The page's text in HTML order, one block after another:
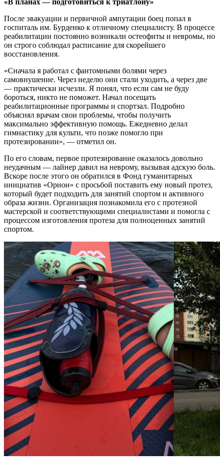
После эвакуации и первичной ампутации боец попал в
госпиталь им. Бурденко к отличному специалисту. В процессе
реабилитации постоянно возникали остеофиты и невромы, но
он строго соблюдал расписание для скорейшего
восстановления.
«Сначала я работал с фантомными болями через
самовнушение. Через неделю они стали уходить, а через две
— практически исчезли. Я понял, что если сам не буду
бороться, никто не поможет. Начал посещать
реабилитационные программы и спортзал. Подробно
объяснял врачам свои проблемы, чтобы получить
максимально эффективную помощь. Ежедневно делал
гимнастику для культи, что позже помогло при
протезировании», — отметил он.
По его словам, первое протезирование оказалось довольно
неудачным — лайнер давил на неврому, вызывая адскую боль.
Вскоре после этого он обратился в Фонд гуманитарных
инициатив «Орион» с просьбой поставить ему новый протез,
который будет подходить для занятий спортом и активного
образа жизни. Организация познакомила его с протезной
мастерской и соответствующими специалистами и помогла с
процессом изготовления протеза для полноценных занятий
спортом.